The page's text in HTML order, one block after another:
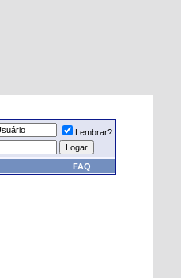
Lembrar?
FAQ